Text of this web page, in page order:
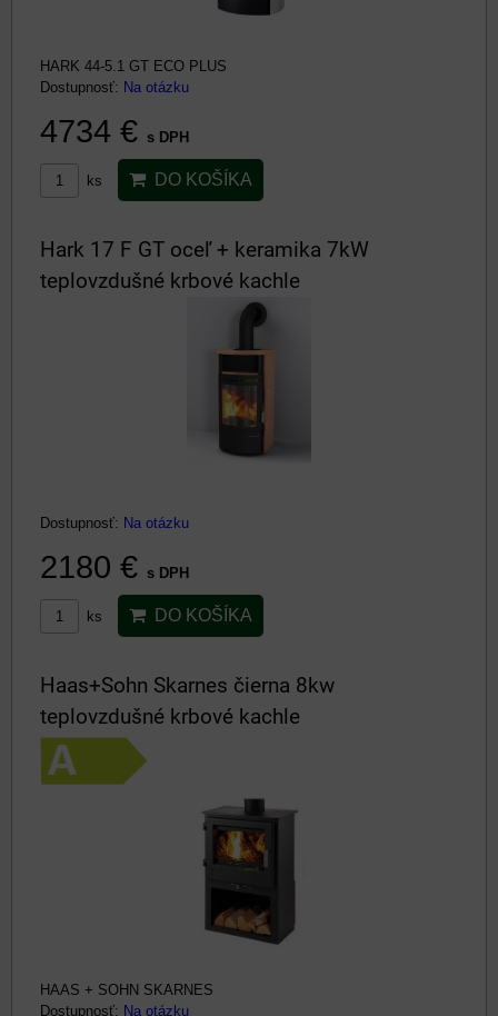
HARK 44-5.1 GT ECO PLUS
Dostupnosť: Na otázku
4734 € s DPH
ks DO KOŠÍKA
Hark 17 F GT oceľ + keramika 7kW
teplovzdušné krbové kachle
Dostupnosť: Na otázku
2180 € s DPH
ks DO KOŠÍKA
Haas+Sohn Skarnes čierna 8kw
teplovzdušné krbové kachle
HAAS + SOHN SKARNES
Dostupnosť: Na otázku